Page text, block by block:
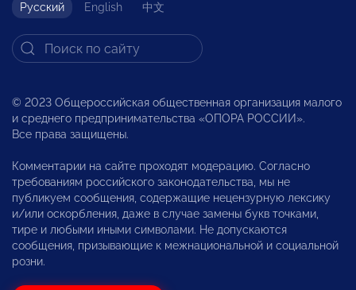
Русский English 中文
© 2023 Общероссийская общественная организация малого
и среднего предпринимательства «ОПОРА РОССИИ».
Все права защищены.
Комментарии на сайте проходят модерацию. Согласно
требованиям российского законодательства, мы не
публикуем сообщения, содержащие нецензурную лексику
и/или оскорбления, даже в случае замены букв точками,
тире и любыми иными символами. Не допускаются
сообщения, призывающие к межнациональной и социальной
розни.